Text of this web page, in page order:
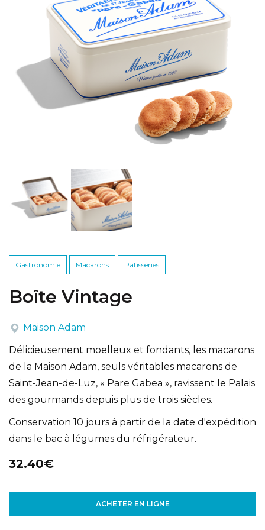
Gastronomie Macarons Pâtisseries
Boîte Vintage
Maison Adam
Délicieusement moelleux et fondants, les macarons
de la Maison Adam, seuls véritables macarons de
Saint-Jean-de-Luz, « Pare Gabea », ravissent le Palais
des gourmands depuis plus de trois siècles.
Conservation 10 jours à partir de la date d'expédition
dans le bac à légumes du réfrigérateur.
32.40€
ACHETER EN LIGNE